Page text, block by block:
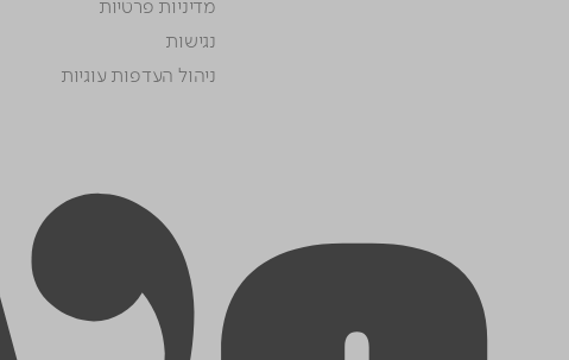
מדיניות פרטיות
נגישות
ניהול העדפות עוגיות